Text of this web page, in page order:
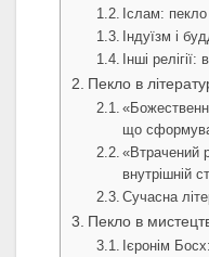
Іслам:
Індуїзм і
Інші
Пекло в
що
«Втрачений
внутрішній
Сучасна
Пекло в
Ієронім